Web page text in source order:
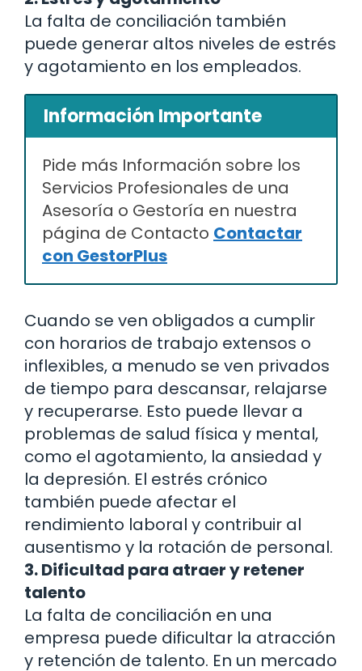
La falta de conciliación también
puede generar altos niveles de estrés
y agotamiento en los empleados.
Información Importante
Pide más Información sobre los
Servicios Profesionales de una
Asesoría o Gestoría en nuestra
página de Contacto Contactar
con GestorPlus
Cuando se ven obligados a cumplir
con horarios de trabajo extensos o
inflexibles, a menudo se ven privados
de tiempo para descansar, relajarse
y recuperarse. Esto puede llevar a
problemas de salud física y mental,
como el agotamiento, la ansiedad y
la depresión. El estrés crónico
también puede afectar el
rendimiento laboral y contribuir al
ausentismo y la rotación de personal.
3. Dificultad para atraer y retener
talento
La falta de conciliación en una
empresa puede dificultar la atracción
y retención de talento. En un mercado